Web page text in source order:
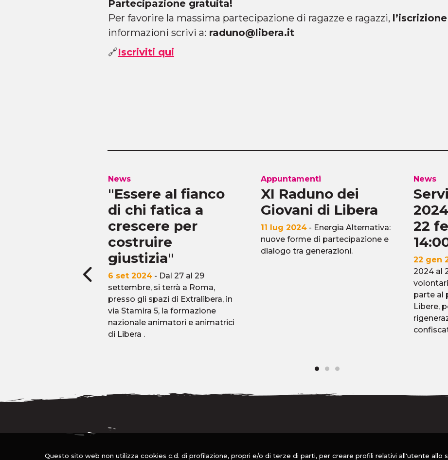
Partecipazione gratuita!
Per favorire la massima partecipazione di ragazze e ragazzi,
informazioni scrivi a: raduno@libera.it
🔗Iscriviti qui
il presente! Dal
News
"Essere al fianco
di chi fatica a
crescere per
costruire
giustizia"
6 set 2024 - Dal 27 al 29
settembre, si terrà a Roma,
presso gli spazi di Extralibera, in
via Stamira 5, la formazione
nazionale animatori e animatrici
di Libera .
Appuntamenti
XI Raduno dei
Giovani di Libera
11 lug 2024 - Energia Alternativa:
nuove forme di partecipazione e
dialogo tra generazioni.
News
22
22 gen
2024 al
parte al
Libere,
Questo sito web non utilizza cookies c.d. di profilazione, propri e/o di terze di parti, per creare profili relativi all'utente allo